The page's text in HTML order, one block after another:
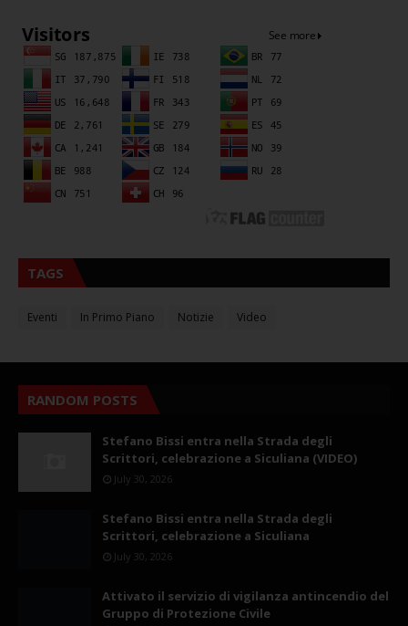
TAGS
Eventi In Primo Piano Notizie Video
RANDOM POSTS
Stefano Bissi entra nella Strada degli
Scrittori, celebrazione a Siculiana (VIDEO)
July 30, 2026
Stefano Bissi entra nella Strada degli
Scrittori, celebrazione a Siculiana
July 30, 2026
Attivato il servizio di vigilanza antincendio del
Gruppo di Protezione Civile